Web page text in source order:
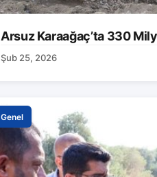
Arsuz Karaağaç’ta 330
Şub 25, 2026
Genel